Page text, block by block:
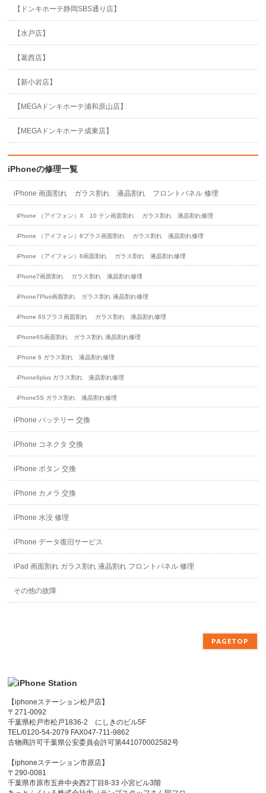
【ドンキホーテ静岡SBS通り店】
【水戸店】
【葛西店】
【新小岩店】
【MEGAドンキホーテ浦和原山店】
【MEGAドンキホーテ成東店】
iPhoneの修理一覧
iPhone 画面割れ ガラス割れ 液晶割れ フロントパネル 修理
iPhone （アイフォン）X 10 テン画面割れ ガラス割れ 液晶割れ修理
iPhone （アイフォン）8プラス画面割れ ガラス割れ 液晶割れ修理
iPhone （アイフォン）8画面割れ ガラス割れ 液晶割れ修理
iPhone7画面割れ ガラス割れ 液晶割れ修理
iPhone7Plus画面割れ ガラス割れ 液晶割れ修理
iPhone 6Sプラス画面割れ ガラス割れ 液晶割れ修理
iPhone6S画面割れ ガラス割れ 液晶割れ修理
iPhone 6 ガラス割れ 液晶割れ修理
iPhone6plus ガラス割れ 液晶割れ修理
iPhone5S ガラス割れ 液晶割れ修理
iPhone バッテリー 交換
iPhone コネクタ 交換
iPhone ボタン 交換
iPhone カメラ 交換
iPhone 水没 修理
iPhone データ復旧サービス
iPad 画面割れ ガラス割れ 液晶割れ フロントパネル 修理
その他の故障
PAGETOP
【iphoneステーション松戸店】
〒271-0092
千葉県松戸市松戸1836-2 にしきのビル5F
TEL/0120-54-2079 FAX047-711-9862
古物商許可千葉県公安委員会許可第441070002582号
【iphoneステーション市原店】
〒290-0081
千葉県市原市五井中央西2丁目8-33 小宮ビル3階